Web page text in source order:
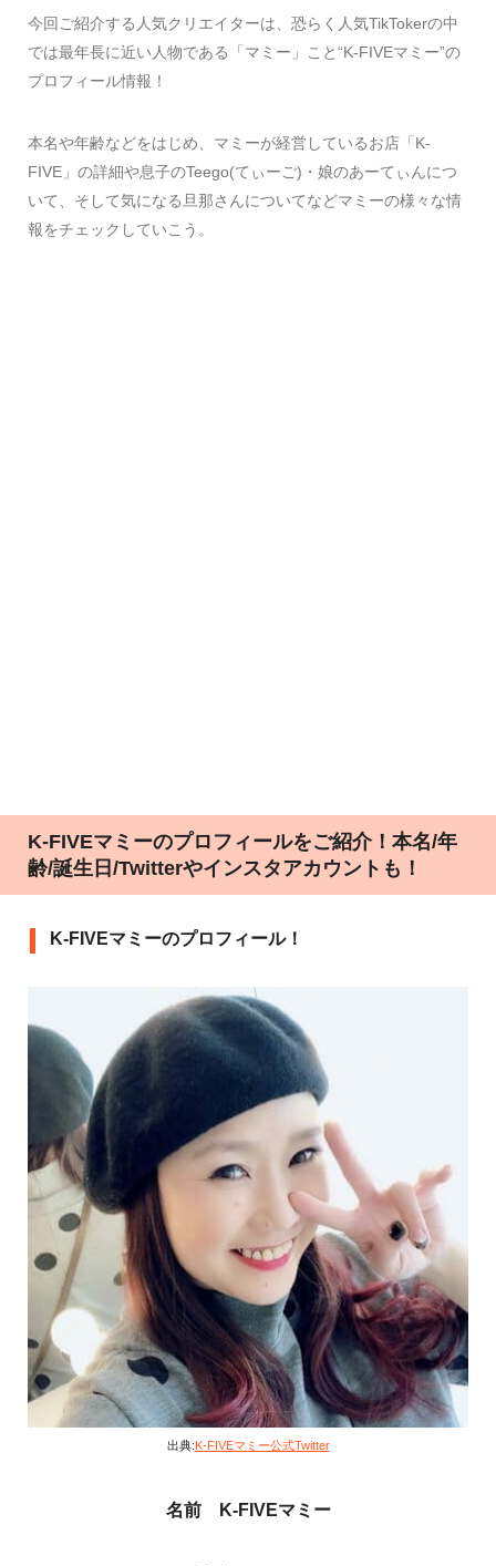
今回ご紹介する人気クリエイターは、恐らく人気TikTokerの中
では最年長に近い人物である「マミー」こと“K-FIVEマミー︎”の
プロフィール情報！
本名や年齢などをはじめ、マミーが経営しているお店「K-
FIVE」の詳細や息子のTeego(てぃーご)・娘のあーてぃんにつ
いて、そして気になる旦那さんについてなどマミーの様々な情
報をチェックしていこう。
K-FIVEマミー︎のプロフィールをご紹介！本名/年
齢/誕生日/Twitterやインスタアカウントも！
K-FIVEマミー︎のプロフィール！
出典:K-FIVEマミー︎公式Twitter
名前 K-FIVEマミー︎